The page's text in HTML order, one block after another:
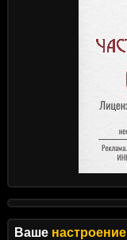
Ваше настроение